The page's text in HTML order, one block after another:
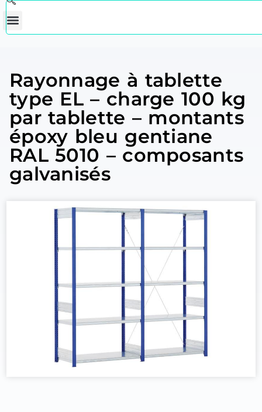
Rayonnage à tablette
type EL – charge 100 kg
par tablette – montants
époxy bleu gentiane
RAL 5010 – composants
galvanisés